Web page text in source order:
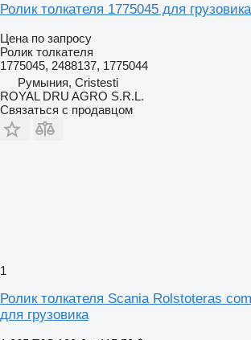
Ролик толкателя 1775045 для
Цена по запросу
Ролик толкателя
1775045, 2488137, 1775044
Румыния, Cristesti
ROYAL DRU AGRO S.R.L.
Связаться с продавцом
1
Ролик толкателя Scania Rolstoteras
для грузовика